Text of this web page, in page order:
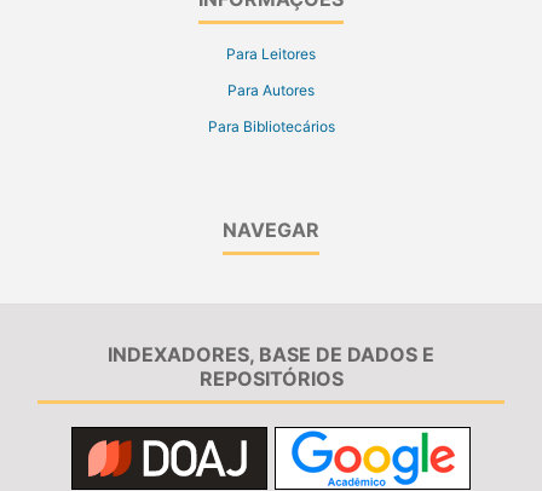
Para Leitores
Para Autores
Para Bibliotecários
NAVEGAR
INDEXADORES, BASE DE DADOS E
REPOSITÓRIOS